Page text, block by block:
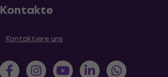
Kontakte
Kontaktiere uns